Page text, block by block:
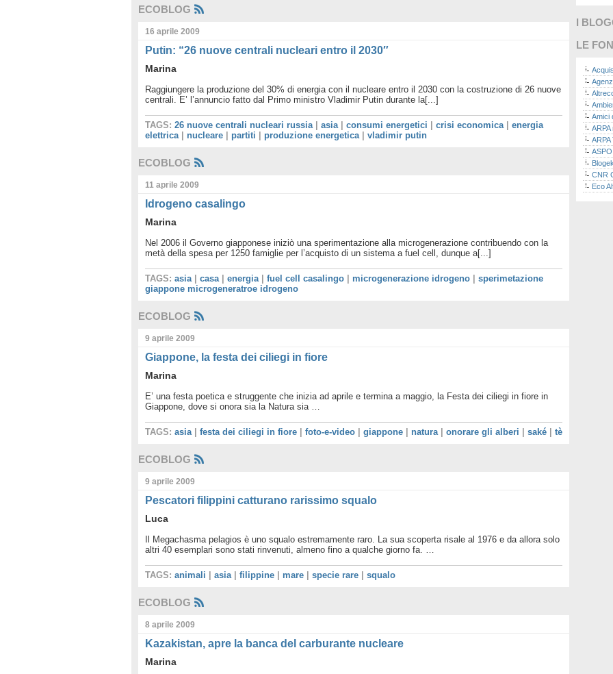
ECOBLOG
16 aprile 2009
Putin: “26 nuove centrali nucleari entro il 2030″
Marina
Raggiungere la produzione del 30% di energia con il nucleare entro il 2030 con la costruzione di 26 nuove
centrali. E’ l’annuncio fatto dal Primo ministro Vladimir Putin durante la[...]
TAGS: 26 nuove centrali nucleari russia| asia| consumi energetici crisi economica| energia
elettrica| nucleare partiti produzione energetica| vladimir putin
ECOBLOG
11 aprile 2009
Idrogeno casalingo
Marina
Nel 2006 il Governo giapponese iniziò una sperimentazione alla microgenerazione contribuendo con la
metà della spesa per 1250 famiglie per l’acquisto di un sistema a fuel cell, dunque a[...]
TAGS: asia| casa| energia| fuel cell casalingo microgenerazione idrogeno
sperimetazione
giappone microgeneratroe idrogeno
ECOBLOG
9 aprile 2009
Giappone, la festa dei ciliegi in fiore
Marina
E’ una festa poetica e struggente che inizia ad aprile e termina a maggio, la Festa dei ciliegi in fiore in
Giappone, dove si onora sia la Natura sia …
TAGS: asia| festa dei ciliegi in fiore foto-e-video giappone natura| onorare gli alberi saké tè
ECOBLOG
9 aprile 2009
Pescatori filippini catturano rarissimo squalo
Luca
Il Megachasma pelagios è uno squalo estremamente raro. La sua scoperta risale al 1976 e da allora solo
altri 40 esemplari sono stati rinvenuti, almeno fino a qualche giorno fa. …
TAGS: animali asia| filippine mare specie rare squalo
ECOBLOG
8 aprile 2009
Kazakistan, apre la banca del carburante nucleare
Marina
I
LE
Amici
ARPA
ARPA
CNR
Eco